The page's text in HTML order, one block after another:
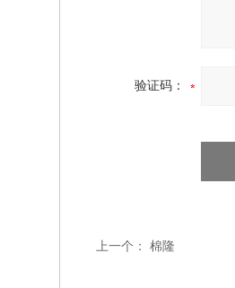
验证码：
上一个： 棉隆